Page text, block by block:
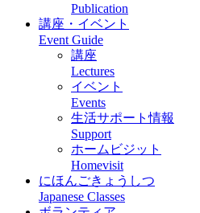
Publication
講座・イベント
Event Guide
講座
Lectures
イベント
Events
生活サポート情報
Support
ホームビジット
Homevisit
にほんごきょうしつ
Japanese Classes